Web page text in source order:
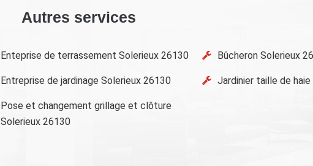
Autres services
Enteprise de terrassement Solerieux 26130 Bûcheron Solerieux
Entreprise de jardinage Solerieux 26130 Jardinier taille de
Pose et changement grillage et clôture
Solerieux 26130